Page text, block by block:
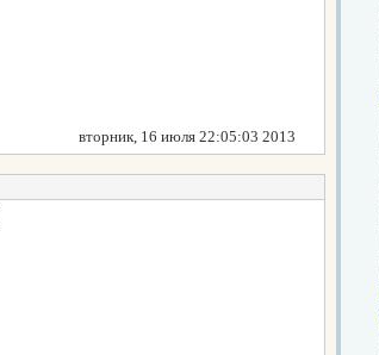
вторник, 16 июля 22:05:03 2013